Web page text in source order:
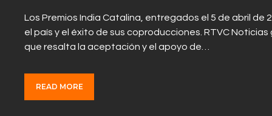
Los Premios India Catalina, entregados el 5 de abril
el país y el éxito de sus coproducciones. RTVC
que resalta la aceptación y el apoyo de…
READ MORE